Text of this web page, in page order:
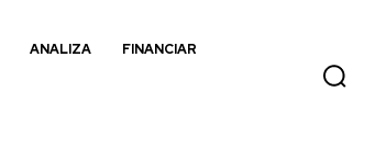
ANALIZA FINANCIAR